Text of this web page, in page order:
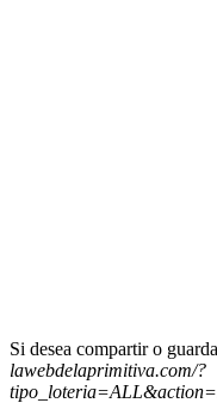
Si desea compartir o
lawebdelaprimitiva.com/?